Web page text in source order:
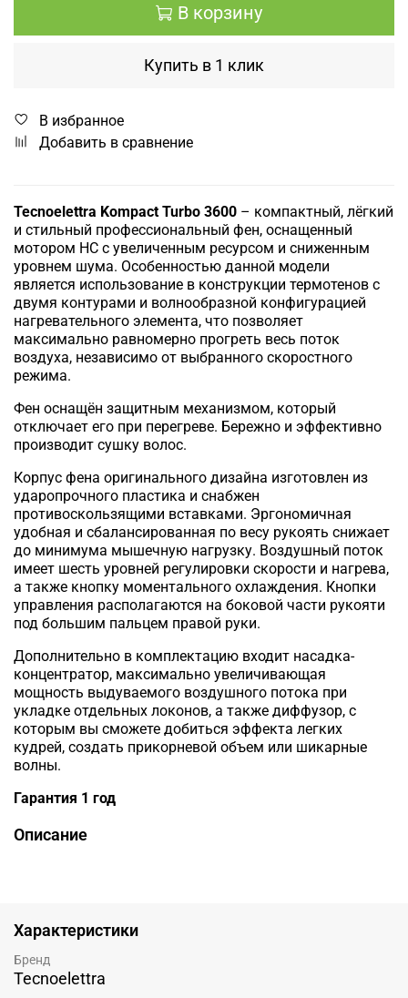
В корзину
Купить в 1 клик
В избранное
Добавить в сравнение
Tecnoelettra Kompact Turbo 3600 – компактный, лёгкий
и стильный профессиональный фен, оснащенный
мотором НC с увеличенным ресурсом и сниженным
уровнем шума. Особенностью данной модели
является использование в конструкции термотенов с
двумя контурами и волнообразной конфигурацией
нагревательного элемента, что позволяет
максимально равномерно прогреть весь поток
воздуха, независимо от выбранного скоростного
режима.
Фен оснащён защитным механизмом, который
отключает его при перегреве. Бережно и эффективно
производит сушку волос.
Корпус фена оригинального дизайна изготовлен из
ударопрочного пластика и снабжен
противоскользящими вставками. Эргономичная
удобная и сбалансированная по весу рукоять снижает
до минимума мышечную нагрузку. Воздушный поток
имеет шесть уровней регулировки скорости и нагрева,
а также кнопку моментального охлаждения. Кнопки
управления располагаются на боковой части рукояти
под большим пальцем правой руки.
Дополнительно в комплектацию входит насадка-
концентратор, максимально увеличивающая
мощность выдуваемого воздушного потока при
укладке отдельных локонов, а также диффузор, с
которым вы сможете добиться эффекта легких
кудрей, создать прикорневой объем или шикарные
волны.
Гарантия 1 год
Описание
Характеристики
Бренд
Tecnoelettra